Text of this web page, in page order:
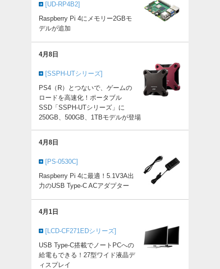
[UD-RP4B2]
Raspberry Pi 4にメモリー2GBモ
デルが追加
4月8日
[SSPH-UTシリーズ]
PS4（R）とつないで、ゲームの
ロードを高速化！ポータブル
SSD「SSPH-UTシリーズ」に
250GB、500GB、1TBモデルが登場
4月8日
[PS-0530C]
Raspberry Pi 4に最適！5.1V3A出
力のUSB Type-C ACアダプター
4月1日
[LCD-CF271EDシリーズ]
USB Type-C搭載でノートPCへの
給電もできる！27型ワイド液晶デ
ィスプレイ